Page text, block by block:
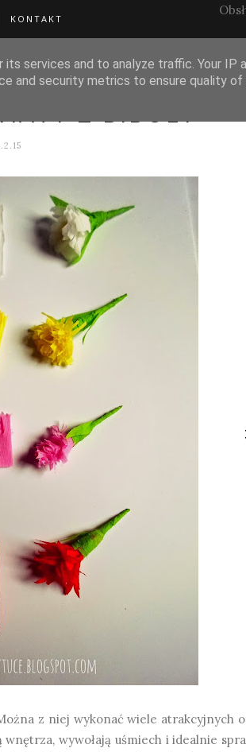
KONTAKT
Z BIBUŁY
z niej wykonać wiele atrakcyjnych
wywołają uśmiech i idealnie
services and to analyze traffic. Your IP
and security metrics to ensure quality of